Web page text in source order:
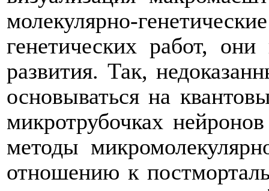
молекулярно-
генетических работ,
развития. Так,
основываться на
микротрубочках
методы
отношению к